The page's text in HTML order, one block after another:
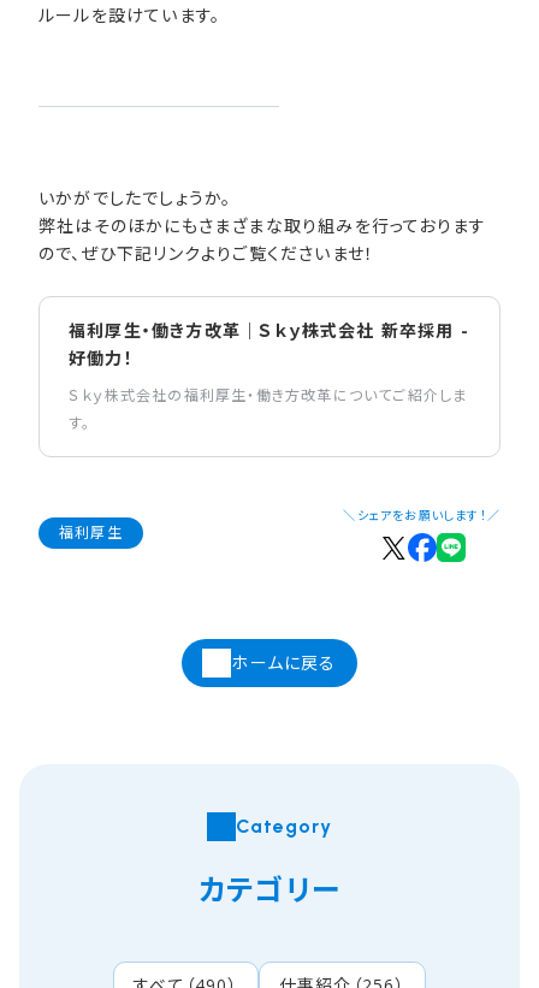
ルールを設けています。
いかがでしたでしょうか。
弊社はそのほかにもさまざまな取り組みを行っております
ので、ぜひ下記リンクよりご覧くださいませ！
福利厚生・働き方改革｜Ｓｋｙ株式会社 新卒採用 -
好働力！
Ｓｋｙ株式会社の福利厚生・働き方改革についてご紹介しま
す。
福利厚生
＼シェアをお願いします！／
ホームに戻る
Category
カテゴリー